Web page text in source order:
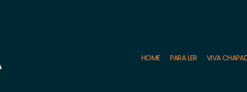
HOME PARA LER VIVA